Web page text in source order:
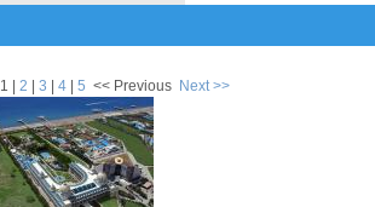
1 2 3 4 5 << Previous Next >>